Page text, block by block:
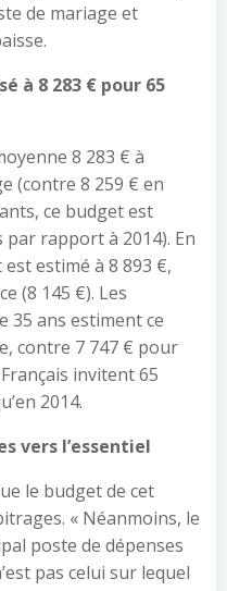
de mariage et
à 8 283 € pour 65
8 283 € à
(contre 8 259 € en
ce budget est
rapport à 2014). En
estimé à 8 893 €,
(8 145 €). Les
35 ans estiment ce
contre 7 747 € pour
invitent 65
2014.
vers l’essentiel
le budget de cet
« Néanmoins, le
poste de dépenses
pas celui sur lequel